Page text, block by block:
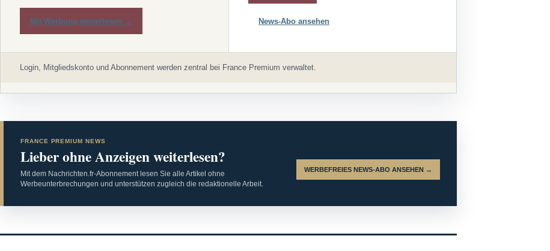
Mit Werbung weiterlesen → News-Abo ansehen
Login, Mitgliedskonto und Abonnement werden zentral bei France Premium verwaltet.
FRANCE PREMIUM NEWS
Lieber ohne Anzeigen weiterlesen?
Mit dem Nachrichten.fr-Abonnement lesen Sie alle Artikel ohne
Werbeunterbrechungen und unterstützen zugleich die redaktionelle Arbeit.
WERBEFREIES NEWS-ABO ANSEHEN →